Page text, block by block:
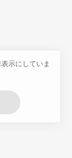
示にしていま